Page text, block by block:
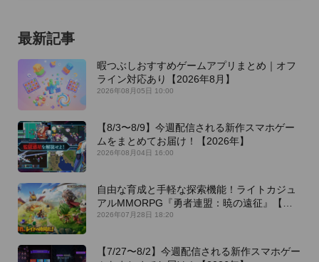
最新記事
暇つぶしおすすめゲームアプリまとめ｜オフ
ライン対応あり【2026年8月】
2026年08月05日 10:00
【8/3〜8/9】今週配信される新作スマホゲー
ムをまとめてお届け！【2026年】
2026年08月04日 16:00
自由な育成と手軽な探索機能！ライトカジュ
アルMMORPG『勇者連盟：暁の遠征』【最
新作PICKUP】
2026年07月28日 18:20
【7/27〜8/2】今週配信される新作スマホゲー